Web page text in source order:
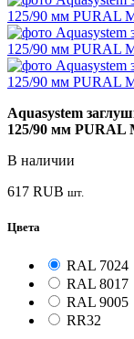
Aquasystem
125/90 мм PURAL
В наличии
617 RUB шт.
Цвета
RAL 7024
RAL 8017
RAL 9005
RR32